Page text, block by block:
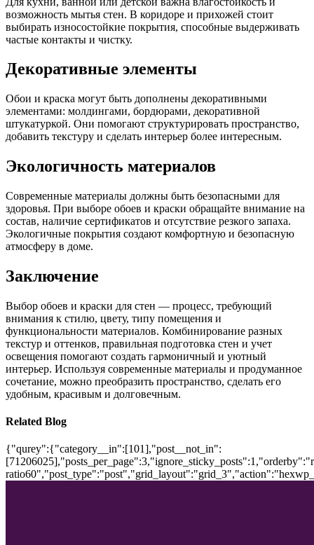
возможность мытья стен. В коридоре и прихожей стоит
выбирать износостойкие покрытия, способные выдерживать
частые контакты и чистку.
Декоративные элементы
Обои и краска могут быть дополнены декоративными
элементами: молдингами, бордюрами, декоративной
штукатуркой. Они помогают структурировать пространство,
добавить текстуру и сделать интерьер более интересным.
Экологичность материалов
Современные материалы должны быть безопасными для
здоровья. При выборе обоев и краски обращайте внимание на
состав, наличие сертификатов и отсутствие резкого запаха.
Экологичные покрытия создают комфортную и безопасную
атмосферу в доме.
Заключение
Выбор обоев и краски для стен — процесс, требующий
внимания к стилю, цвету, типу помещения и
функциональности материалов. Комбинирование разных
текстур и оттенков, правильная подготовка стен и учет
освещения помогают создать гармоничный и уютный
интерьер. Используя современные материалы и продуманное
сочетание, можно преобразить пространство, сделать его
удобным, красивым и долговечным.
Related Blog
{"qurey":{"category__in":[101],"post__not_in":